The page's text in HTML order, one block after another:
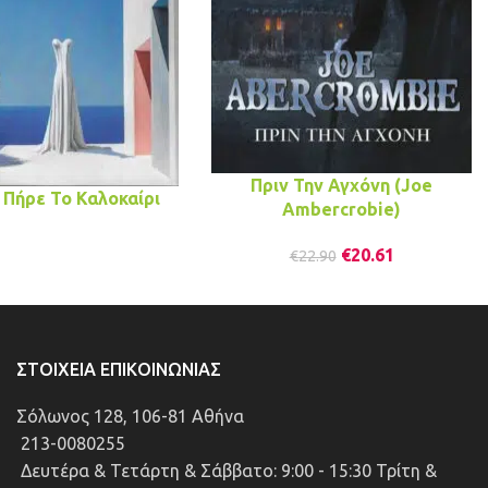
Το Καλοκαίρι
Πριν Την Αγχόνη (Joe
Ambercrobie)
€22.90 €20.61
ΣΤΟΙΧΕΊΑ ΕΠΙΚΟΙΝΩΝΊΑΣ
Σόλωνος 128, 106-81 Αθήνα
213-0080255
Δευτέρα & Τετάρτη & Σάββατο: 9:00 - 15:30 Τρίτη &